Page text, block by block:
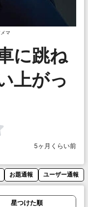
マ
に跳ね
上がっ
5ヶ月くらい前
お題通報 ユーザー通報
星つけた順